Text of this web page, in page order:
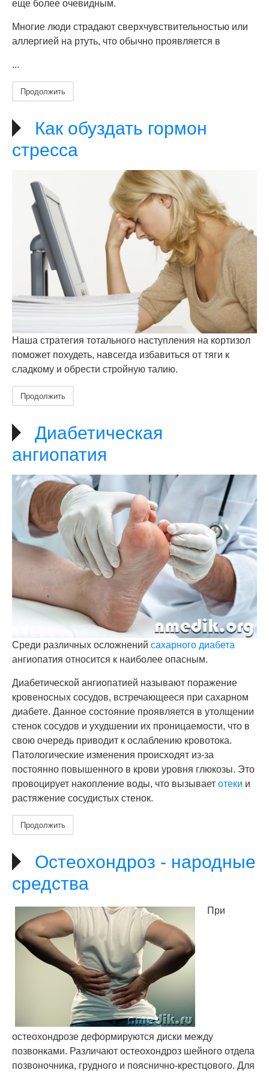
еще более очевидным.
Многие люди страдают сверхчувствительностью или
аллергией на ртуть, что обычно проявляется в
...
Продолжить
Как обуздать гормон
стресса
Наша стратегия тотального наступления на кортизол
поможет похудеть, навсегда избавиться от тяги к
сладкому и обрести стройную талию.
Продолжить
Диабетическая
ангиопатия
Среди различных осложнений сахарного диабета
ангиопатия относится к наиболее опасным.
Диабетической ангиопатией называют поражение
кровеносных сосудов, встречающееся при сахарном
диабете. Данное состояние проявляется в утолщении
стенок сосудов и ухудшении их проницаемости, что в
свою очередь приводит к ослаблению кровотока.
Патологические изменения происходят из-за
постоянно повышенного в крови уровня глюкозы. Это
провоцирует накопление воды, что вызывает отеки и
растяжение сосудистых стенок.
Продолжить
Остеохондроз - народные
средства
При
остеохондрозе деформируются диски между
позвонками. Различают остеохондроз шейного отдела
позвоночника, грудного и пояснично-крестцового. Для